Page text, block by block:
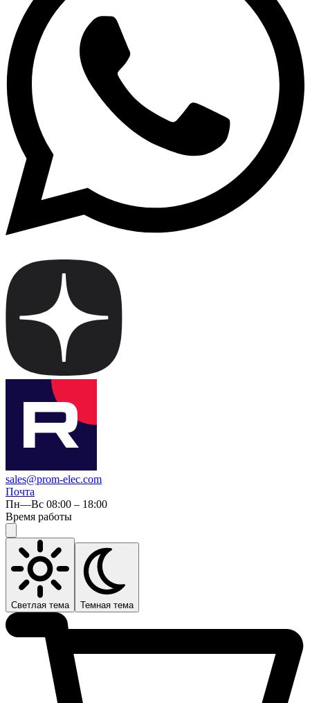
sales@prom-elec.com
Почта
Пн—Вс 08:00 – 18:00
Время работы
Светлая тема Темная тема